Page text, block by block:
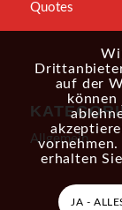
Quotes
Allgemein
auf der
können
erhalten
JA -